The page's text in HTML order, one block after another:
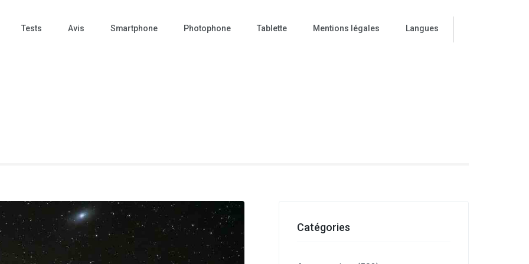
Tests Avis Smartphone Photophone Tablette Mentions légales Langues
Catégories